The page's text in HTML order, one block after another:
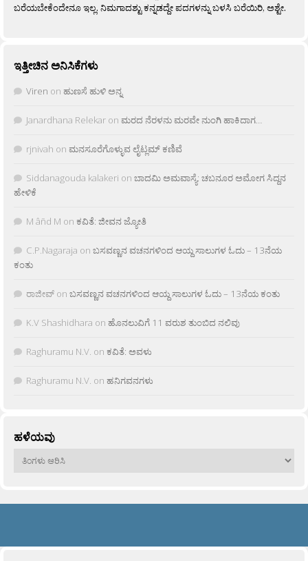
ಬರೆಯಬೇಕೆಂದೇನೂ ಇಲ್ಲ. ನಿಮಗಾದಶ್ಟು ಕನ್ನಡದ್ದೇ ಪದಗಳನ್ನು ಬಳಸಿ ಬರೆಯಿರಿ, ಅಶ್ಟೇ.
ಇತ್ತೀಚಿನ ಅನಿಸಿಕೆಗಳು
Viren on ಹುಣಸೆ ಹುಳಿ ಅನ್ನ
Janardhana Relekar on ಮರದ ನೆರಳನು ಮರವೇ ನುಂಗಿ ಹಾಕಿದಾಗ…
rjnivah on ಮನಸೂರೆಗೊಳ್ಳುವ ಲೈಟ್ಲಮ್ ಕಣಿವೆ
Siddanagouda kalakeri on ಬಾದಮಿ ಅಮವಾಸ್ಯೆ: ಚಬನೂರ ಅಮೋಗ ಸಿದ್ದನ
ಹೇಳಿಕೆ
M âñd M on ಕವಿತೆ: ಜೀವನ ಜ್ಯೋತಿ
C.P.Nagaraja on ಬಸವಣ್ಣನ ವಚನಗಳಿಂದ ಆಯ್ದ ಸಾಲುಗಳ ಓದು – 13ನೆಯ
ಕಂತು
ರಾಜೀವ್ on ಬಸವಣ್ಣನ ವಚನಗಳಿಂದ ಆಯ್ದ ಸಾಲುಗಳ ಓದು – 13ನೆಯ ಕಂತು
K.V Shashidhara on ಹೊನಲುವಿಗೆ 11 ವರುಶ ತುಂಬಿದ ನಲಿವು
Raghuramu N.V. on ಕವಿತೆ: ಅವಳು
Raghuramu N.V. on ಹನಿಗವನಗಳು
ಹಳೆಯವು
ಹಳೆಯವು